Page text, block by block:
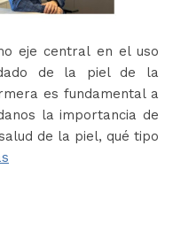
eje central en el uso
de la piel de la
es fundamental a
la importancia de
de la piel, qué tipo